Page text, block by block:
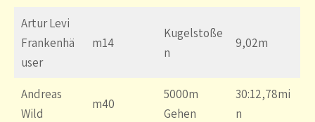
Artur Levi
Frankenhä
user
m14
Kugelstoße
n
9,02m
Andreas
Wild
m40
5000m
Gehen
30:12,78mi
n